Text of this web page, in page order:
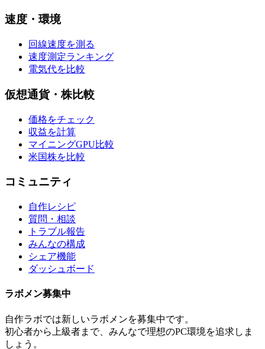
速度・環境
回線速度を測る
速度測定ランキング
電気代を比較
仮想通貨・株比較
価格をチェック
収益を計算
マイニングGPU比較
米国株を比較
コミュニティ
自作レシピ
質問・相談
トラブル報告
みんなの構成
シェア機能
ダッシュボード
ラボメン募集中
自作ラボでは新しいラボメンを募集中です。
初心者から上級者まで、みんなで理想のPC環境を追求しま
しょう。